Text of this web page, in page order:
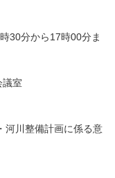
分から17時00分ま
室
川整備計画に係る意